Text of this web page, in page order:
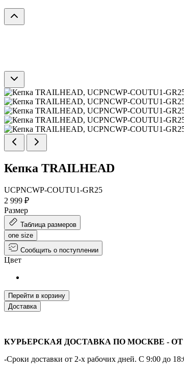
Кепка TRAILHEAD
UCPNCWP-COUTU1-GR25
2 999 ₽
Размер
Таблица размеров
one size
Сообщить о поступлении
Цвет
Перейти в корзину
Доставка
КУРЬЕРСКАЯ ДОСТАВКА ПО МОСКВЕ - ОТ
-Сроки доставки от 2-х рабочих дней. С 9:00 до